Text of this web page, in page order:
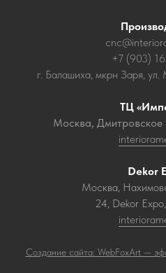
+7 (903)
г. Балашиха, мкрн Заря,
ТЦ
Москва, Дмитровское
Dekor
Москва,
24, Dekor
Создание сайта: WebFoxArt —